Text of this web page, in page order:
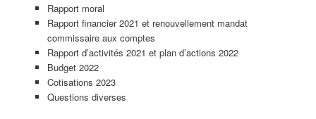
Rapport moral
Rapport financier 2021 et renouvellement mandat
commissaire aux comptes
Rapport d’activités 2021 et plan d’actions 2022
Budget 2022
Cotisations 2023
Questions diverses